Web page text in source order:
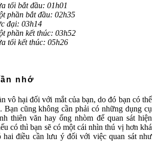
tối bắt đầu: 01h01
phần bắt đầu: 02h35
đại: 03h14
phần kết thúc: 03h52
tối kết thúc: 05h26
nhớ
vô hại đối với mắt của bạn, do đó bạn có thể
Bạn cũng không cần phải có những dụng cụ
thiên văn hay ống nhòm để quan sát hiện
có thì bạn sẽ có một cái nhìn thú vị hơn khá
hai điều cần lưu ý đối với việc quan sát như